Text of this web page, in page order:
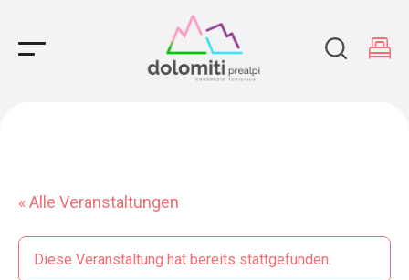
Main Navigation
« Alle Veranstaltungen
Diese Veranstaltung hat bereits stattgefunden.